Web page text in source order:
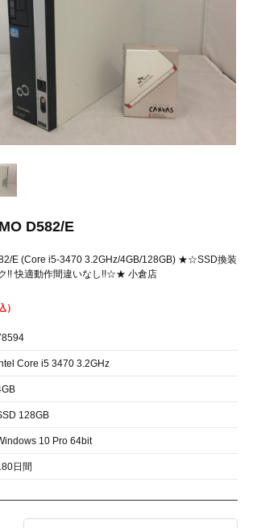
D582/E
E (Core i5-3470 3.2GHz/4GB/128GB) ★☆SSD換装
!! 快適動作間違いなし!!☆★ 小倉店
Core i5 3470 3.2GHz
128GB
10 Pro 64bit
日間